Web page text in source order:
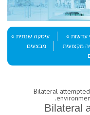
עדשות
עיסקה שנתית
מקצועית
מבצעים
> Bilateral
Bilateral